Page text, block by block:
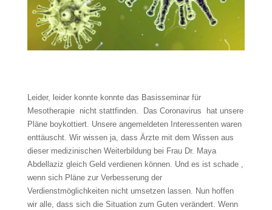
Leider, leider konnte konnte das Basisseminar für
Mesotherapie nicht stattfinden. Das Coronavirus hat unsere
Pläne boykottiert. Unsere angemeldeten Interessenten waren
enttäuscht. Wir wissen ja, dass Ärzte mit dem Wissen aus
dieser medizinischen Weiterbildung bei Frau Dr. Maya
Abdellaziz gleich Geld verdienen können. Und es ist schade ,
wenn sich Pläne zur Verbesserung der
Verdienstmöglichkeiten nicht umsetzen lassen. Nun hoffen
wir alle, dass sich die Situation zum Guten verändert. Wenn